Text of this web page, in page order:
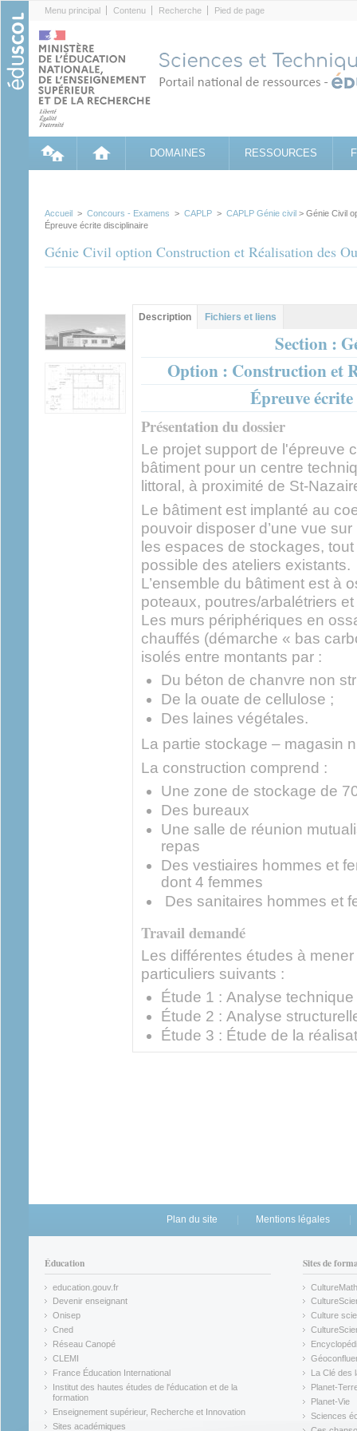
Menu principal Contenu Recherche Pied de page
DOMAINES RESSOURCES
Accueil > Concours - Examens > CAPLP > CAPLP Génie civil > Génie Civil
Épreuve écrite disciplinaire
Génie Civil option Construction et Réalisation des
Groupe principal
Description (onglet
actif)
Fichiers et liens
Section :
Option : Construction et
Épreuve
Présentation du dossier
Le projet support de l'épreuve
bâtiment pour un centre
littoral, à proximité de St-
Le bâtiment est implanté au
pouvoir disposer d’une vue
les espaces de stockages,
possible des ateliers existants.
L’ensemble du bâtiment est à
poteaux, poutres/arbalétriers
Les murs périphériques en
chauffés (démarche « bas
isolés entre montants par :
Du béton de chanvre non
De la ouate de cellulose ;
Des laines végétales.
La partie stockage – magasin
La construction comprend :
Une zone de stockage de
Des bureaux
Une salle de réunion
repas
Des vestiaires hommes et
dont 4 femmes
Des sanitaires hommes et
Travail demandé
Les différentes études à
particuliers suivants :
Étude 1 : Analyse technique
Étude 2 : Analyse
Étude 3 : Étude de la
Plan du site Mentions légales
Éducation
education.gouv.fr
(link is external)
Devenir enseignant
(link is external)
Onisep
(link is external)
Cned
(link is external)
Réseau Canopé
(link is external)
CLEMI
(link is external)
France Éducation International
(link is external)
Institut des hautes études de l'éducation et de la
formation
(link is external)
Enseignement supérieur, Recherche et Innovation
(link is external)
Sites académiques
Sites de
CultureMath
(link is
(link is
Culture
(link is
(link is
(link is
La Clé des
(link is
Planet-
(link is
Planet-Vie
(link is
Sciences
(link is